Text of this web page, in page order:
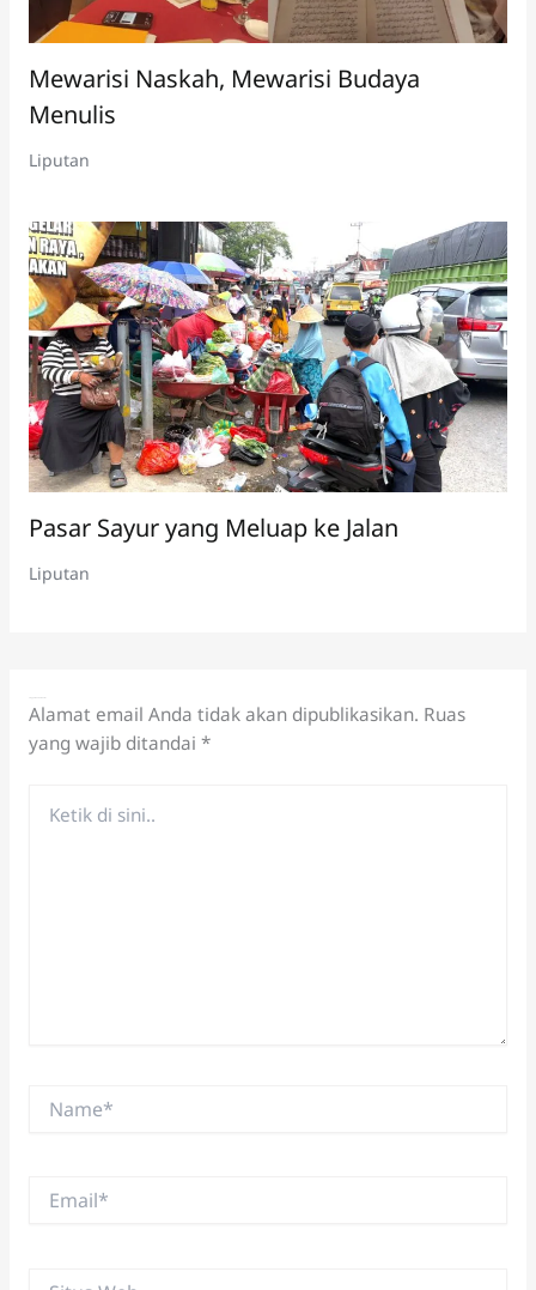
Mewarisi Naskah, Mewarisi Budaya
Menulis
Liputan
Pasar Sayur yang Meluap ke Jalan
Liputan
Alamat email Anda tidak akan dipublikasikan. Ruas
yang wajib ditandai *